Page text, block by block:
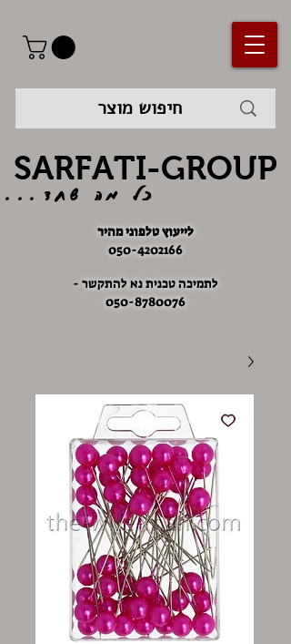
SARFATI-GROUP
לייעוץ טלפוני מהיר
050-4202166
לתמיכה טכנית נא להתקשר -
050-8780076
כל מה שחד...